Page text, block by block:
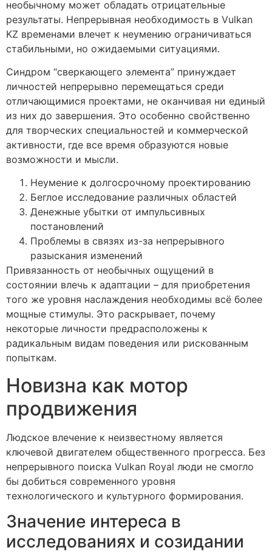
необычному может обладать отрицательные
результаты. Непрерывная необходимость в Vulkan
KZ временами влечет к неумению ограничиваться
стабильными, но ожидаемыми ситуациями.
Синдром “сверкающего элемента” принуждает
личностей непрерывно перемещаться среди
отличающимися проектами, не оканчивая ни единый
из них до завершения. Это особенно свойственно
для творческих специальностей и коммерческой
активности, где все время образуются новые
возможности и мысли.
Неумение к долгосрочному проектированию
Беглое исследование различных областей
Денежные убытки от импульсивных
постановлений
Проблемы в связях из-за непрерывного
разыскания изменений
Привязанность от необычных ощущений в
состоянии влечь к адаптации – для приобретения
того же уровня наслаждения необходимы всё более
мощные стимулы. Это раскрывает, почему
некоторые личности предрасположены к
радикальным видам поведения или рискованным
попыткам.
Новизна как мотор
продвижения
Людское влечение к неизвестному является
ключевой двигателем общественного прогресса. Без
непрерывного поиска Vulkan Royal люди не смогло
бы добиться современного уровня
технологического и культурного формирования.
Значение интереса в
исследованиях и созидании